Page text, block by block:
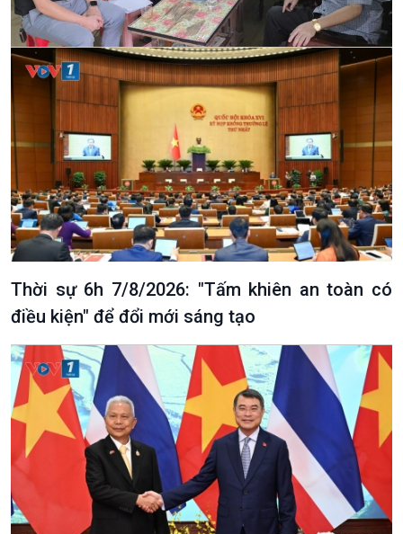
Podcast
Góc nhìn VOV1
Bình luận
10 phút Sự kiện - Luận bàn
Câu chuyện thời sự
Dòng chảy sự kiện
Đối thoại
Diễn đàn chủ nhật
Chuyện đêm
Thời sự 6h 7/8/2026: "Tấm khiên an toàn có
điều kiện" để đổi mới sáng tạo